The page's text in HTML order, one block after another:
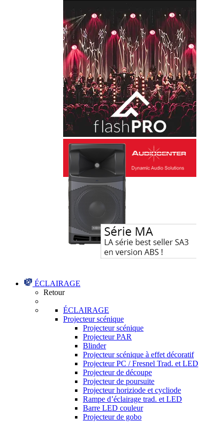
ÉCLAIRAGE
Retour
ÉCLAIRAGE
Projecteur scénique
Projecteur scénique
Projecteur PAR
Blinder
Projecteur scénique à effet décoratif
Projecteur PC / Fresnel Trad. et LED
Projecteur de découpe
Projecteur de poursuite
Projecteur horiziode et cycliode
Rampe d’éclairage trad. et LED
Barre LED couleur
Projecteur de gobo